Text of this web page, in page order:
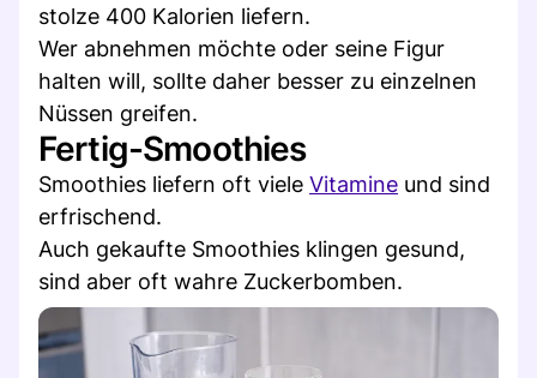
stolze 400 Kalorien liefern.
Wer abnehmen möchte oder seine Figur
halten will, sollte daher besser zu einzelnen
Nüssen greifen.
Fertig-Smoothies
Smoothies liefern oft viele Vitamine und sind
erfrischend.
Auch gekaufte Smoothies klingen gesund,
sind aber oft wahre Zuckerbomben.